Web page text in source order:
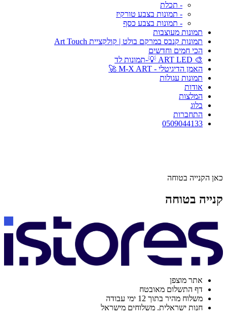
- תכלת
- תמונות בצבע טורקיז
- תמונות בצבע כסף
תמונות מעוצבות
תמונות קנבס במרקם בולט | קולקציית Art Touch
הכי חמים וחדשים
🎨 ART LED 💡-תמונות לד
האמן הדיגיטלי - M-X ART 🚀
תמונות עגולות
אודות
המלצות
בלוג
התחברות
0509044133
כאן הקנייה בטוחה
קנייה בטוחה
אתר מוצפן
דף התשלום מאובטח
משלוח מהיר בתוך 12 ימי עבודה
חנות ישראלית. משלוחים מישראל